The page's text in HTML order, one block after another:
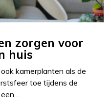
zorgen voor
huis
kamerplanten als de
toe tijdens de